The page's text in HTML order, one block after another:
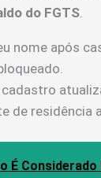
do FGTS
nome após
de residência
É Considerado